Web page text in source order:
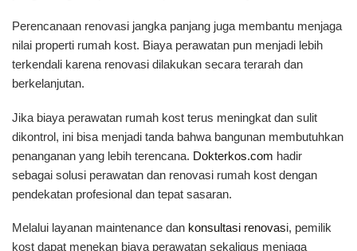
Perencanaan renovasi jangka panjang juga membantu menjaga
nilai properti rumah kost. Biaya perawatan pun menjadi lebih
terkendali karena renovasi dilakukan secara terarah dan
berkelanjutan.
Jika biaya perawatan rumah kost terus meningkat dan sulit
dikontrol, ini bisa menjadi tanda bahwa bangunan membutuhkan
penanganan yang lebih terencana. Dokterkos.com hadir
sebagai solusi perawatan dan renovasi rumah kost dengan
pendekatan profesional dan tepat sasaran.
Melalui layanan maintenance dan konsultasi renovasi, pemilik
kost dapat menekan biaya perawatan sekaligus menjaga